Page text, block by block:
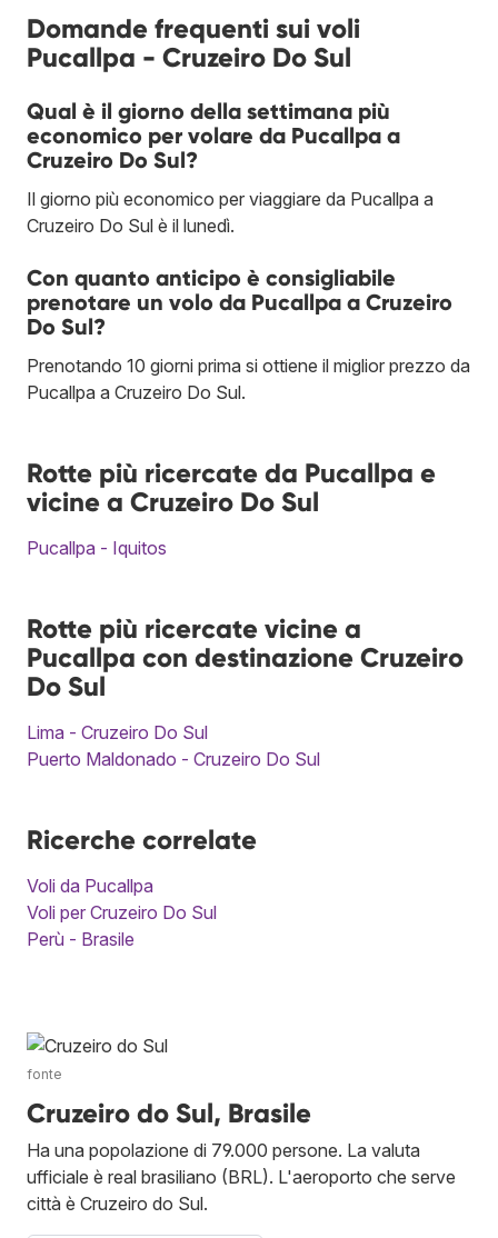
Domande frequenti sui voli
Pucallpa - Cruzeiro Do Sul
Qual è il giorno della settimana più
economico per volare da Pucallpa a
Cruzeiro Do Sul?
Il giorno più economico per viaggiare da Pucallpa a
Cruzeiro Do Sul è il lunedì.
Con quanto anticipo è consigliabile
prenotare un volo da Pucallpa a Cruzeiro
Do Sul?
Prenotando 10 giorni prima si ottiene il miglior prezzo da
Pucallpa a Cruzeiro Do Sul.
Rotte più ricercate da Pucallpa e
vicine a Cruzeiro Do Sul
Pucallpa - Iquitos
Rotte più ricercate vicine a
Pucallpa con destinazione Cruzeiro
Do Sul
Lima - Cruzeiro Do Sul
Puerto Maldonado - Cruzeiro Do Sul
Ricerche correlate
Voli da Pucallpa
Voli per Cruzeiro Do Sul
Perù - Brasile
fonte
Cruzeiro do Sul, Brasile
Ha una popolazione di 79.000 persone. La valuta
ufficiale è real brasiliano (BRL). L'aeroporto che serve
città è Cruzeiro do Sul.